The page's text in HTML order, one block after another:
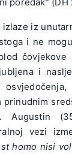
iz
i ne
čovjekove
i
prinudnim
Augustin
vezi
homo nisi